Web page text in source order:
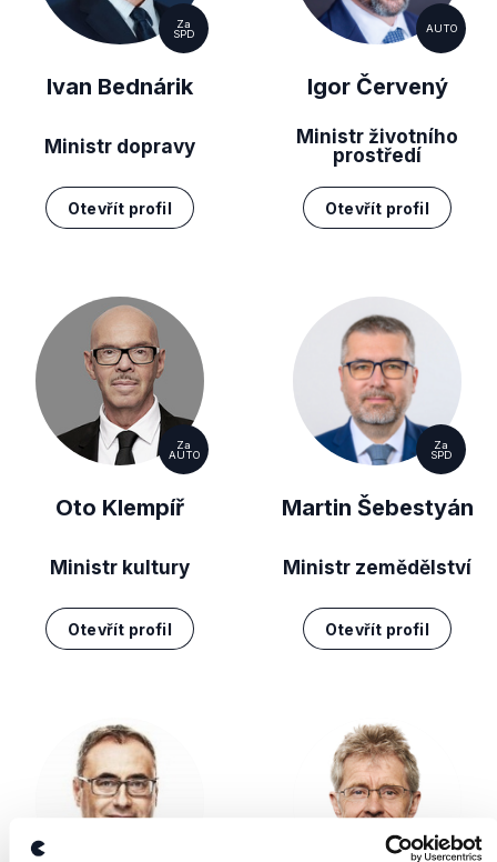
Za
SPD
Ivan Bednárik
Ministr dopravy
Otevřít profil
AUTO
Igor Červený
Ministr životního
prostředí
Otevřít profil
Za
AUTO
Oto Klempíř
Ministr kultury
Otevřít profil
Za
SPD
Martin Šebestyán
Ministr zemědělství
Otevřít profil